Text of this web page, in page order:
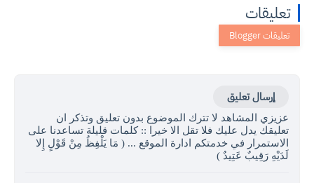
تعليقات
إرسال تعليق
عزيزي المشاهد لا تترك الموضوع بدون تعليق وتذكر ان
تعليقك يدل عليك فلا تقل الا خيرا :: كلمات قليلة تساعدنا على
الاستمرار في خدمتكم ادارة الموقع ... ( مَا يَلْفِظُ مِنْ قَوْلٍ إِلا
لَدَيْهِ رَقِيبٌ عَتِيدٌ )